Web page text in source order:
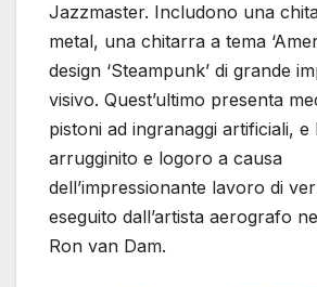
Jazzmaster. Includono una
metal, una chitarra a tema
design ‘Steampunk’ di grande
visivo. Quest’ultimo presenta
pistoni ad ingranaggi artificiali,
arrugginito e logoro a causa
dell’impressionante lavoro di
eseguito dall’artista aerografo
Ron van Dam.